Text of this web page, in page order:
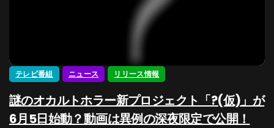
テレビ番組 ニュース リリース情報
謎のオカルトホラー新プロジェクト「?(仮)」が
6月5日始動？動画は異例の深夜限定で公開！